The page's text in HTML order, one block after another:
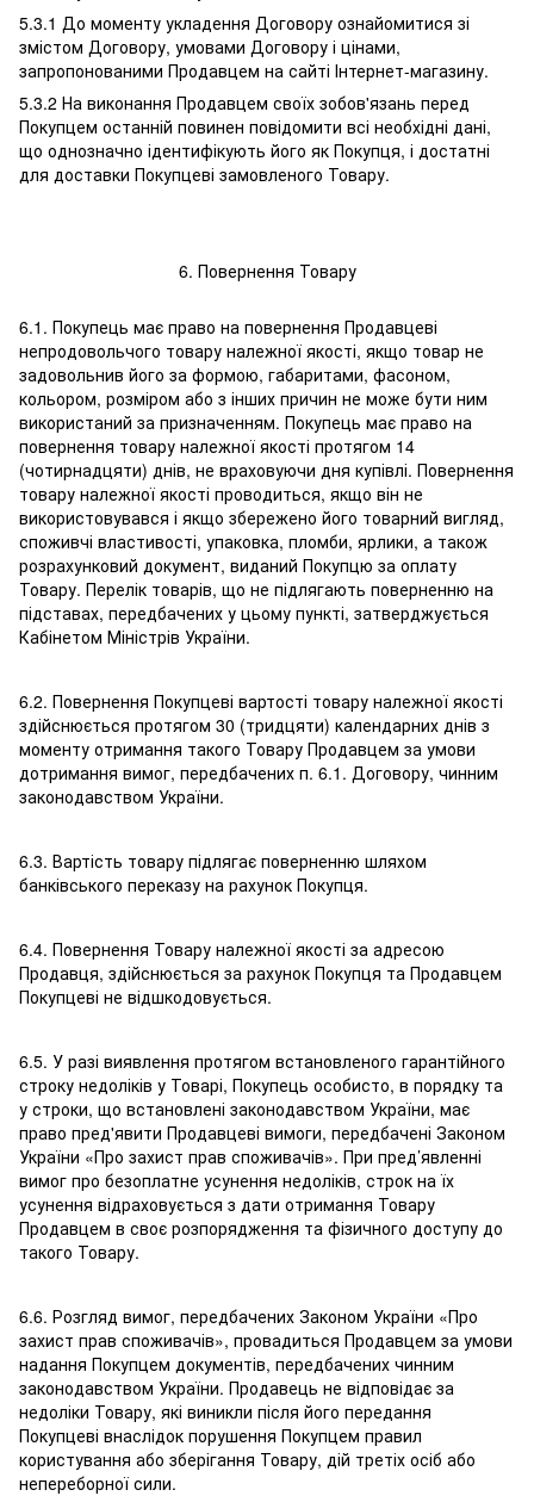
5.3.1 До моменту укладення Договору ознайомитися зі
змістом Договору, умовами Договору і цінами,
запропонованими Продавцем на сайті Інтернет-магазину.
5.3.2 На виконання Продавцем своїх зобов'язань перед
Покупцем останній повинен повідомити всі необхідні дані,
що однозначно ідентифікують його як Покупця, і достатні
для доставки Покупцеві замовленого Товару.
6. Повернення Товару
6.1. Покупець має право на повернення Продавцеві
непродовольчого товару належної якості, якщо товар не
задовольнив його за формою, габаритами, фасоном,
кольором, розміром або з інших причин не може бути ним
використаний за призначенням. Покупець має право на
повернення товару належної якості протягом 14
(чотирнадцяти) днів, не враховуючи дня купівлі. Повернення
товару належної якості проводиться, якщо він не
використовувався і якщо збережено його товарний вигляд,
споживчі властивості, упаковка, пломби, ярлики, а також
розрахунковий документ, виданий Покупцю за оплату
Товару. Перелік товарів, що не підлягають поверненню на
підставах, передбачених у цьому пункті, затверджується
Кабінетом Міністрів України.
6.2. Повернення Покупцеві вартості товару належної якості
здійснюється протягом 30 (тридцяти) календарних днів з
моменту отримання такого Товару Продавцем за умови
дотримання вимог, передбачених п. 6.1. Договору, чинним
законодавством України.
6.3. Вартість товару підлягає поверненню шляхом
банківського переказу на рахунок Покупця.
6.4. Повернення Товару належної якості за адресою
Продавця, здійснюється за рахунок Покупця та Продавцем
Покупцеві не відшкодовується.
6.5. У разі виявлення протягом встановленого гарантійного
строку недоліків у Товарі, Покупець особисто, в порядку та
у строки, що встановлені законодавством України, має
право пред'явити Продавцеві вимоги, передбачені Законом
України «Про захист прав споживачів». При пред’явленні
вимог про безоплатне усунення недоліків, строк на їх
усунення відраховується з дати отримання Товару
Продавцем в своє розпорядження та фізичного доступу до
такого Товару.
6.6. Розгляд вимог, передбачених Законом України «Про
захист прав споживачів», провадиться Продавцем за умови
надання Покупцем документів, передбачених чинним
законодавством України. Продавець не відповідає за
недоліки Товару, які виникли після його передання
Покупцеві внаслідок порушення Покупцем правил
користування або зберігання Товару, дій третіх осіб або
непереборної сили.